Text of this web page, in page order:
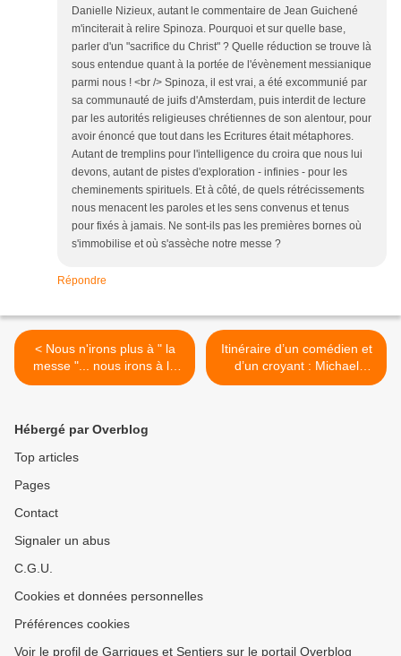
Danielle Nizieux, autant le commentaire de Jean Guichené
m'inciterait à relire Spinoza. Pourquoi et sur quelle base,
parler d'un "sacrifice du Christ" ? Quelle réduction se trouve là
sous entendue quant à la portée de l'évènement messianique
parmi nous ! <br /> Spinoza, il est vrai, a été excommunié par
sa communauté de juifs d'Amsterdam, puis interdit de lecture
par les autorités religieuses chrétiennes de son alentour, pour
avoir énoncé que tout dans les Ecritures était métaphores.
Autant de tremplins pour l'intelligence du croira que nous lui
devons, autant de pistes d'exploration - infinies - pour les
cheminements spirituels. Et à côté, de quels rétrécissements
nous menacent les paroles et les sens convenus et tenus
pour fixés à jamais. Ne sont-ils pas les premières bornes où
s'immobilise et où s'assèche notre messe ?
Répondre
< Nous n'irons plus à " la
messe "... nous irons à la
rencontre...
Itinéraire d’un comédien et
d’un croyant : Michael
Lonsdale >
Hébergé par Overblog
Top articles
Pages
Contact
Signaler un abus
C.G.U.
Cookies et données personnelles
Préférences cookies
Voir le profil de Garrigues et Sentiers sur le portail Overblog